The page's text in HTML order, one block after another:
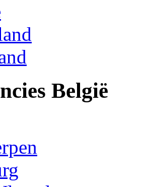
België